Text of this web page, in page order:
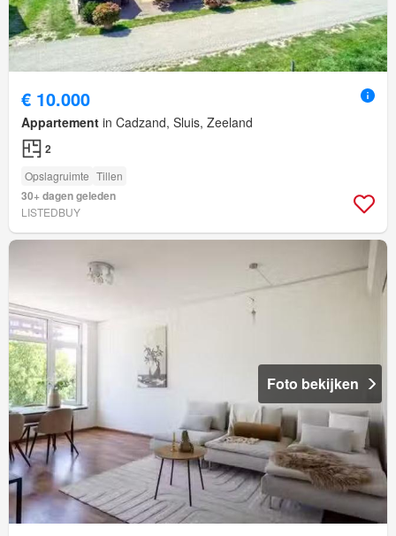
€ 10.000
Appartement in Cadzand, Sluis, Zeeland
2
Opslagruimte Tillen
30+ dagen geleden
LISTEDBUY
Foto bekijken